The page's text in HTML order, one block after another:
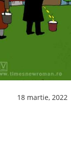
18 martie, 2022